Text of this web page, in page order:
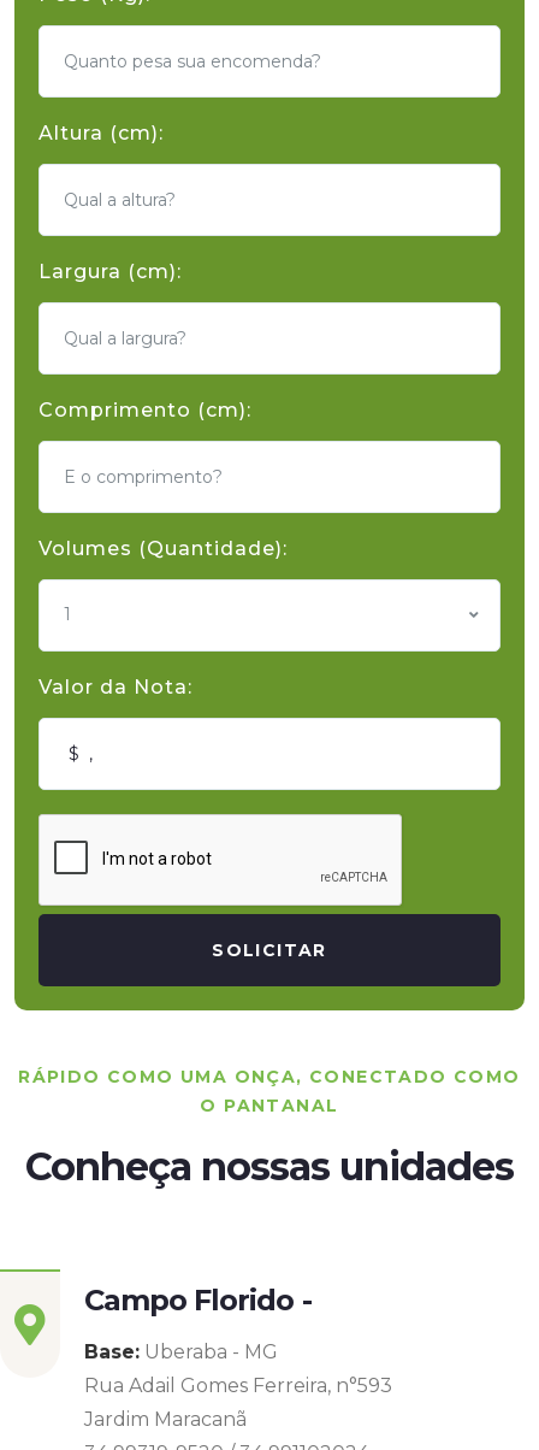
Altura (cm):
Largura (cm):
Comprimento (cm):
Volumes (Quantidade):
1
Valor da Nota:
SOLICITAR
RÁPIDO COMO UMA ONÇA, CONECTADO COMO
O PANTANAL
Conheça nossas unidades
Campo Florido -
Base: Uberaba - MG
Rua Adail Gomes Ferreira, n°593
Jardim Maracanã